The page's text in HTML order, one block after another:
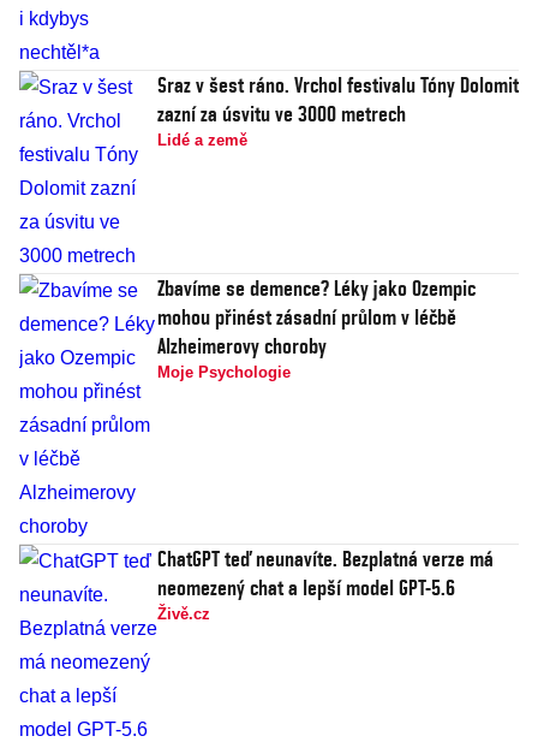
Sraz v šest ráno. Vrchol festivalu Tóny Dolomit
zazní za úsvitu ve 3000 metrech
Lidé a země
Zbavíme se demence? Léky jako Ozempic
mohou přinést zásadní průlom v léčbě
Alzheimerovy choroby
Moje Psychologie
ChatGPT teď neunavíte. Bezplatná verze má
neomezený chat a lepší model GPT-5.6
Živě.cz